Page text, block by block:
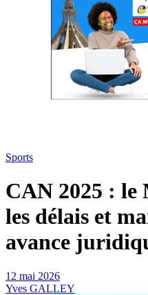
Sports
CAN 2025 : le
les délais et
avance
12 mai 2026
Yves GALLEY